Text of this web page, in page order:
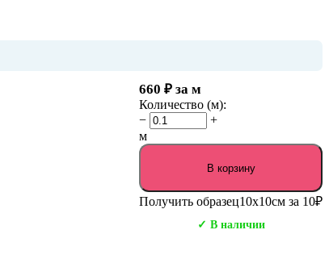
660 ₽ за м
Количество (м):
−
+
м
В корзину
Получить образец10х10см за 10₽
✓ В наличии